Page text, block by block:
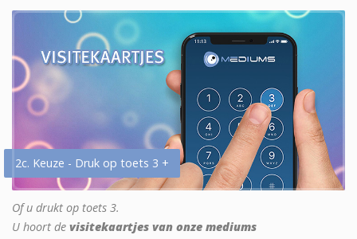
2c. Keuze - Druk op toets 3 +
Of u drukt op toets 3.
U hoort de visitekaartjes van onze mediums